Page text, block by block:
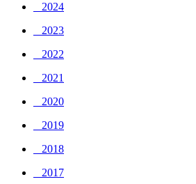
_ 2024
_ 2023
_ 2022
_ 2021
_ 2020
_ 2019
_ 2018
_ 2017